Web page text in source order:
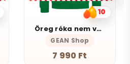
10
Öreg róka nem vén róka
GEAN Shop
7 990 Ft